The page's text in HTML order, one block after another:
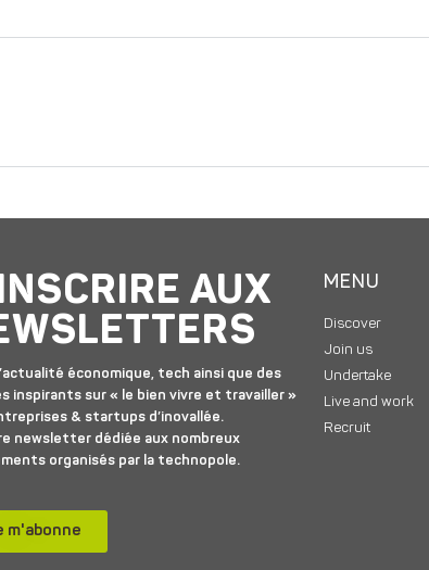
AUX
économique, tech ainsi que des
inspirants sur « le bien vivre et travailler »
& startups d’inovallée.
newsletter dédiée aux nombreux
organisés par la technopole.
m'abonne
MENU
Discover
Join us
Undertake
Live and work
Recruit